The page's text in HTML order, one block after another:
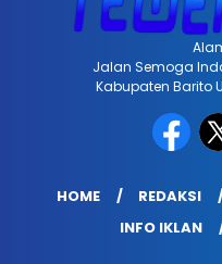
Jalan Semoga
Kabupaten Barito
HOME REDAKSI
INFO IKLAN